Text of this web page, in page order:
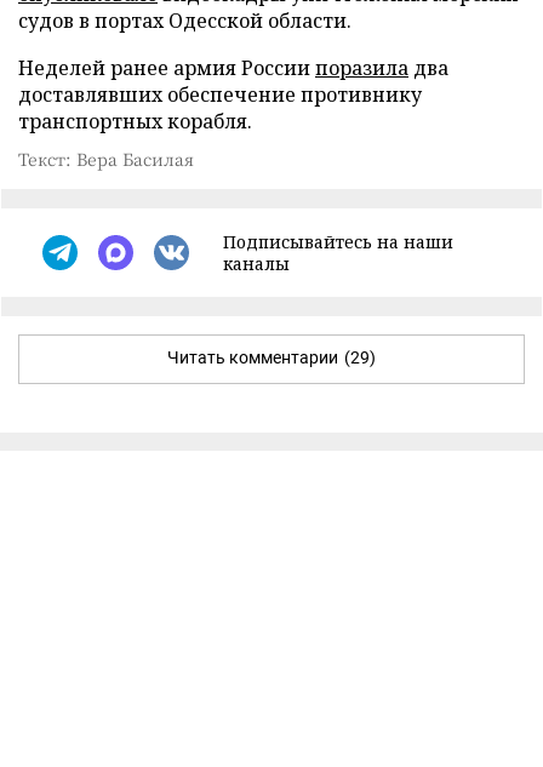
судов в портах Одесской области.
Неделей ранее армия Россиипоразила два
доставлявших обеспечение противнику
транспортных корабля.
Текст: Вера Басилая
Подписывайтесь на наши
каналы
Читать комментарии (29)